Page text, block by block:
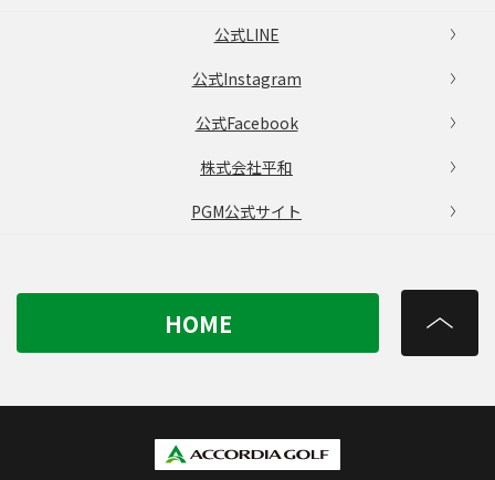
公式LINE
公式Instagram
公式Facebook
株式会社平和
PGM公式サイト
HOME